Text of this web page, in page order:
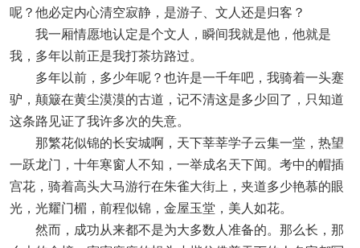
呢？他必定内心清空寂静，是游子、文人还是归客？
我一厢情愿地认定是个文人，瞬间我就是他，他就是
我，多年以前正是我打茶坊路过。
多年以前，多少年呢？也许是一千年吧，我骑着一头蹇
驴，颠簸在黄尘漠漠的古道，记不清这是多少回了，只知道
这条路见证了我许多次的失意。
那繁花似锦的长安城啊，天下莘莘学子云集一堂，热望
一跃龙门，十年寒窗人不知，一举成名天下闻。考中的帽插
宫花，骑着高头大马游行在朱雀大街上，夹道多少艳慕的眼
光，光耀门楣，前程似锦，金屋玉堂，美人如花。
然而，成功从来都不是为大多数人准备的。那么长，那